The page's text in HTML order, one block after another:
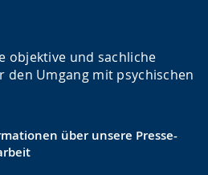
objektive und sachliche
Umgang mit psychischen
über unsere Presse-